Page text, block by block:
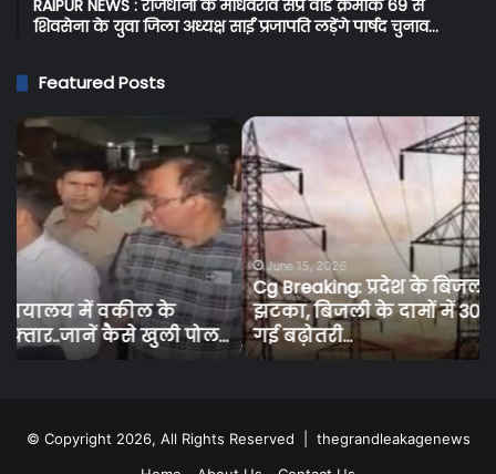
RAIPUR NEWS : राजधानी के माधवराव सप्रे वार्ड क्रमांक 69 से
शिवसेना के युवा जिला अध्यक्ष साईं प्रजापति लड़ेंगे पार्षद चुनाव…
Featured Posts
Cg
Breaking:
प्रदेश
के
बिजली
उपभोक्ताओं
को
झटका,
बिजली
June 15, 2026
Cg Breaking: प्रदेश के बिजली उपभोक्ताओं को तगड़ा
झटका, बिजली के दामों में 30 से 50 पैसे प्रति यूनिट की
गई बढ़ोतरी…
:
में
पर
© Copyright 2026, All Rights Reserved | thegrandleakagenews